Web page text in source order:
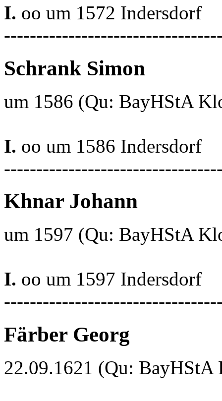
I. oo um 1572 Indersdorf
Schrank Simon
um 1586 (Qu: BayHStA
I. oo um 1586 Indersdorf
Khnar Johann
um 1597 (Qu: BayHStA
I. oo um 1597 Indersdorf
Färber Georg
22.09.1621 (Qu: